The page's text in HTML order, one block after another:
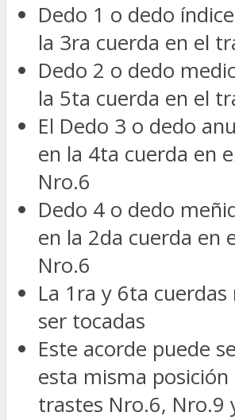
Dedo 1 o dedo
la 3ra cuerda en el
Dedo 2 o dedo
la 5ta cuerda en el
El Dedo 3 o dedo
en la 4ta cuerda en
Nro.6
Dedo 4 o dedo
en la 2da cuerda en
Nro.6
La 1ra y 6ta
ser tocadas
Este acorde puede
esta misma posición
trastes Nro.6, Nro.9